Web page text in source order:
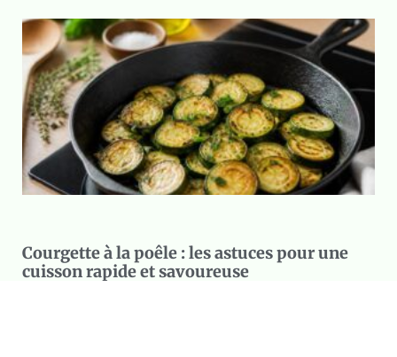
Courgette à la poêle : les astuces pour une
cuisson rapide et savoureuse